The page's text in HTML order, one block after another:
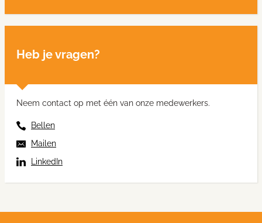
Heb je vragen?
Neem contact op met één van onze medewerkers.
Bellen
Mailen
LinkedIn